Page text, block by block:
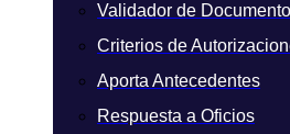
Validador de
Criterios de
Aporta Antecedentes
Respuesta a Oficios